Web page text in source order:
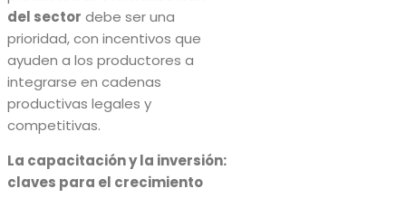
del sector debe ser una
prioridad, con incentivos que
ayuden a los productores a
integrarse en cadenas
productivas legales y
competitivas.
La capacitación y la inversión:
claves para el crecimiento